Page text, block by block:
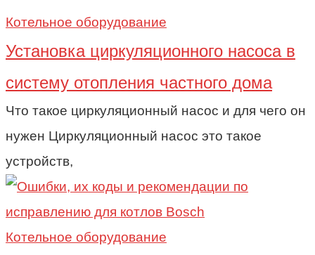
Котельное оборудование
Установка циркуляционного насоса в
систему отопления частного дома
Что такое циркуляционный насос и для чего он
нужен Циркуляционный насос это такое
устройств,
Котельное оборудование